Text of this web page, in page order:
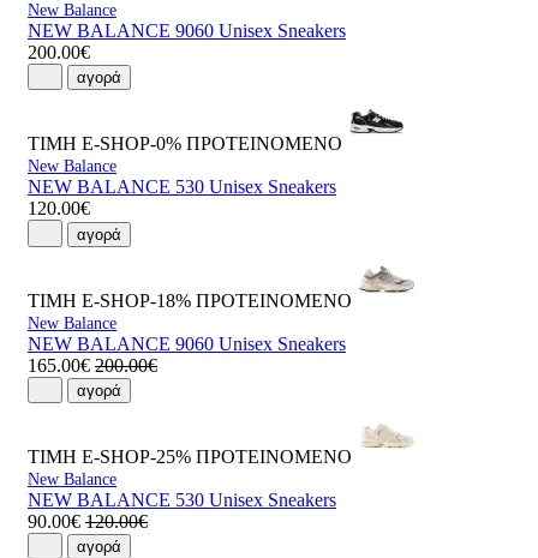
New Balance
NEW BALANCE 9060 Unisex Sneakers
200.00€
αγορά
ΤΙΜΗ E-SHOP-0% ΠΡΟΤΕΙΝΟΜΕΝΟ
New Balance
NEW BALANCE 530 Unisex Sneakers
120.00€
αγορά
ΤΙΜΗ E-SHOP-18% ΠΡΟΤΕΙΝΟΜΕΝΟ
New Balance
NEW BALANCE 9060 Unisex Sneakers
165.00€ 200.00€
αγορά
ΤΙΜΗ E-SHOP-25% ΠΡΟΤΕΙΝΟΜΕΝΟ
New Balance
NEW BALANCE 530 Unisex Sneakers
90.00€ 120.00€
αγορά